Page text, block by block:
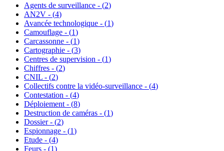
Agents de surveillance - (2)
AN2V - (4)
Avancée technologique - (1)
Camouflage - (1)
Carcassonne - (1)
Cartographie - (3)
Centres de supervision - (1)
Chiffres - (2)
CNIL - (2)
Collectifs contre la vidéo-surveillance - (4)
Contestation - (4)
Déploiement - (8)
Destruction de caméras - (1)
Dossier - (2)
Espionnage - (1)
Etude - (4)
Feurs - (1)